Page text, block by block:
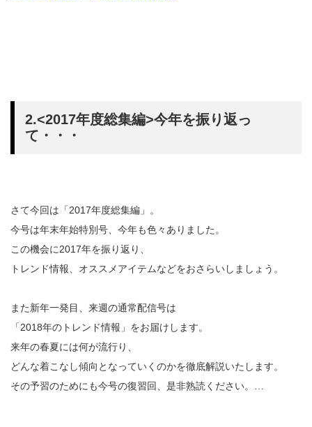
2.<2017年度総集編>今年を振り返っ
て・・・
さて今回は「2017年度総集編」。
今号は年末年始特別号、今年も色々ありました。
この機会に2017年を振り返り、
トレンド情報、オススメアイテムなどをおさらいしましょう。
また新年一発目、来週の通常配信号は
「2018年のトレンド情報」をお届けします。
来年の春夏には何が流行り、
どんな着こなし傾向となっていくのかを徹底解説いたします。
その予習のためにも今号の復習回、是非熟読ください。…